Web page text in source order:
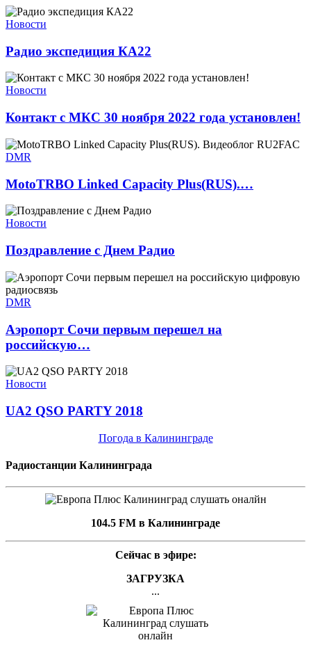
Новости
Радио экспедиция КА22
Новости
Контакт с МКС 30 ноября 2022 года установлен!
DMR
MotoTRBO Linked Capacity Plus(RUS).…
Новости
Поздравление с Днем Радио
DMR
Аэропорт Сочи первым перешел на
российскую…
Новости
UA2 QSO PARTY 2018
Погода в Калининграде
Радиостанции Калининграда
104.5 FM в Калининграде
Сейчас в эфире:
ЗАГРУЗКА
...